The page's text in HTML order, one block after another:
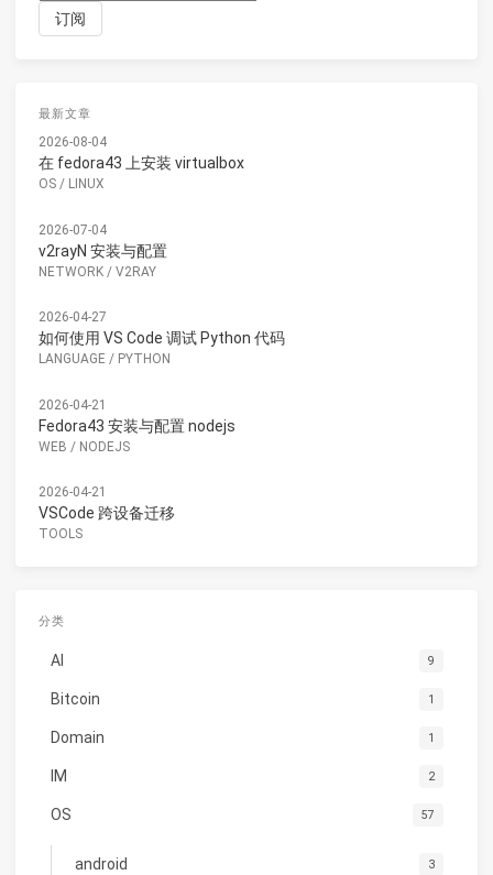
最新文章
2026-08-04
在 fedora43 上安装 virtualbox
OS / LINUX
2026-07-04
v2rayN 安装与配置
NETWORK / V2RAY
2026-04-27
如何使用 VS Code 调试 Python 代码
LANGUAGE / PYTHON
2026-04-21
Fedora43 安装与配置 nodejs
WEB / NODEJS
2026-04-21
VSCode 跨设备迁移
TOOLS
分类
AI 9
Bitcoin 1
Domain 1
IM 2
OS 57
android 3